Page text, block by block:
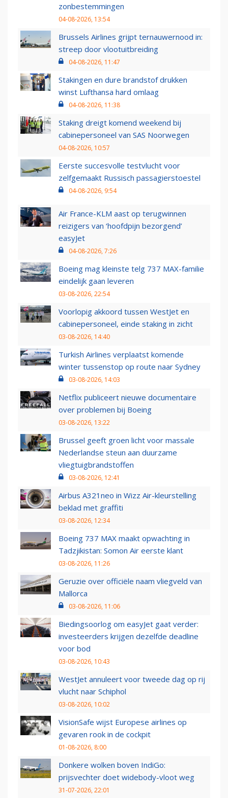
zonbestemmingen
04-08-2026, 13:54
Brussels Airlines grijpt ternauwernood in:
streep door vlootuitbreiding
04-08-2026, 11:47
Stakingen en dure brandstof drukken
winst Lufthansa hard omlaag
04-08-2026, 11:38
Staking dreigt komend weekend bij
cabinepersoneel van SAS Noorwegen
04-08-2026, 10:57
Eerste succesvolle testvlucht voor
zelfgemaakt Russisch passagierstoestel
04-08-2026, 9:54
Air France-KLM aast op terugwinnen
reizigers van ‘hoofdpijn bezorgend’
easyJet
04-08-2026, 7:26
Boeing mag kleinste telg 737 MAX-familie
eindelijk gaan leveren
03-08-2026, 22:54
Voorlopig akkoord tussen WestJet en
cabinepersoneel, einde staking in zicht
03-08-2026, 14:40
Turkish Airlines verplaatst komende
winter tussenstop op route naar Sydney
03-08-2026, 14:03
Netflix publiceert nieuwe documentaire
over problemen bij Boeing
03-08-2026, 13:22
Brussel geeft groen licht voor massale
Nederlandse steun aan duurzame
vliegtuigbrandstoffen
03-08-2026, 12:41
Airbus A321neo in Wizz Air-kleurstelling
beklad met graffiti
03-08-2026, 12:34
Boeing 737 MAX maakt opwachting in
Tadzjikistan: Somon Air eerste klant
03-08-2026, 11:26
Geruzie over officiële naam vliegveld van
Mallorca
03-08-2026, 11:06
Biedingsoorlog om easyJet gaat verder:
investeerders krijgen dezelfde deadline
voor bod
03-08-2026, 10:43
WestJet annuleert voor tweede dag op rij
vlucht naar Schiphol
03-08-2026, 10:02
VisionSafe wijst Europese airlines op
gevaren rook in de cockpit
01-08-2026, 8:00
Donkere wolken boven IndiGo:
prijsvechter doet widebody-vloot weg
31-07-2026, 22:01